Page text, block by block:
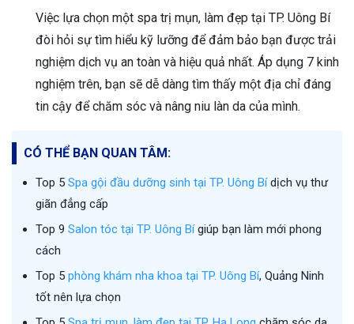
Việc lựa chọn một spa trị mụn, làm đẹp tại TP. Uông Bí
đòi hỏi sự tìm hiểu kỹ lưỡng để đảm bảo bạn được trải
nghiệm dịch vụ an toàn và hiệu quả nhất. Áp dụng 7 kinh
nghiệm trên, bạn sẽ dễ dàng tìm thấy một địa chỉ đáng
tin cậy để chăm sóc và nâng niu làn da của mình.
CÓ THỂ BẠN QUAN TÂM:
Top 5 Spa gội đầu dưỡng sinh tại TP. Uông Bídịch vụ thư
giãn đẳng cấp
Top 9 Salon tóc tại TP. Uông Bígiúp bạn làm mới phong
cách
Top 5 phòng khám nha khoa tại TP. Uông Bí, Quảng Ninh
tốt nên lựa chọn